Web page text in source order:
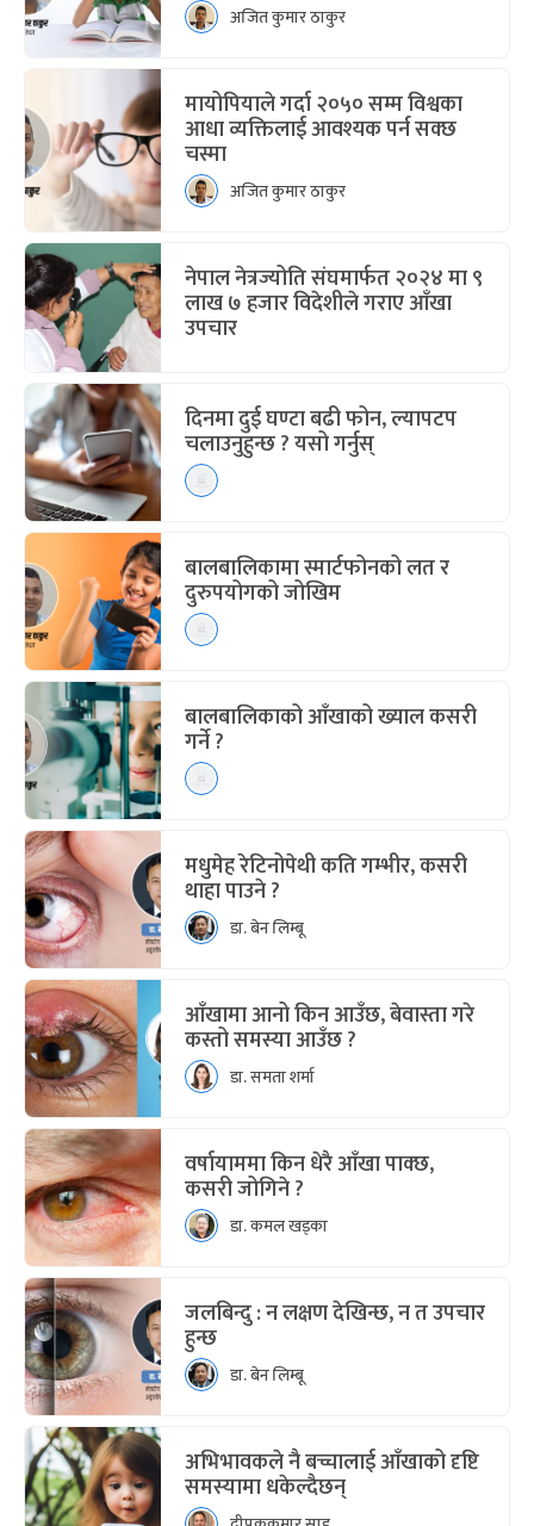
अजित कुमार ठाकुर
मायोपियाले गर्दा २०५० सम्म विश्वका
आधा व्यक्तिलाई आवश्यक पर्न सक्छ
चस्मा
अजित कुमार ठाकुर
नेपाल नेत्रज्योति संघमार्फत २०२४ मा ९
लाख ७ हजार विदेशीले गराए आँखा
उपचार
दिनमा दुई घण्टा बढी फोन, ल्यापटप
चलाउनुहुन्छ ? यसो गर्नुस्
बालबालिकामा स्मार्टफोनको लत र
दुरुपयोगको जोखिम
बालबालिकाको आँखाको ख्याल कसरी
गर्ने ?
मधुमेह रेटिनोपेथी कति गम्भीर, कसरी
थाहा पाउने ?
डा. बेन लिम्बू
आँखामा आनो किन आउँछ, बेवास्ता गरे
कस्तो समस्या आउँछ ?
डा. समता शर्मा
वर्षायाममा किन धेरै आँखा पाक्छ,
कसरी जोगिने ?
डा. कमल खड्का
जलबिन्दु : न लक्षण देखिन्छ, न त उपचार
हुन्छ
डा. बेन लिम्बू
अभिभावकले नै बच्चालाई आँखाको दृष्टि
समस्यामा धकेल्दैछन्